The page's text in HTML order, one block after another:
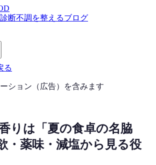
断不調を整えるブログ
る
ション（広告）を含みます
りは「夏の食卓の名脇
薬味・減塩から見る役